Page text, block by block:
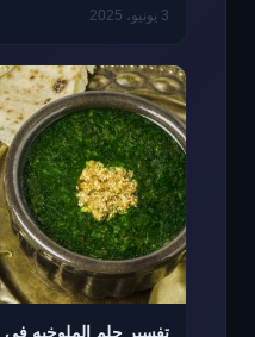
3 يونيو، 2025
تفسير حلم الملوخيه في